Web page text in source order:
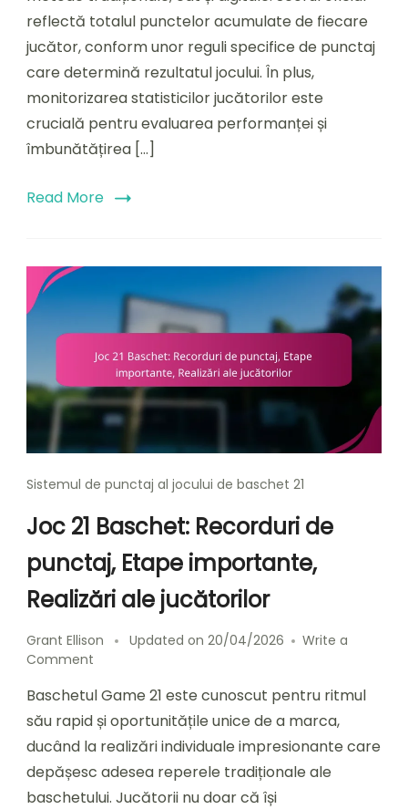
a
scorului,
Scor
oficial,
Statistici
reflectă totalul punctelor acumulate de fiecare
jucător, conform unor reguli specifice de punctaj
care determină rezultatul jocului. În plus,
monitorizarea statisticilor jucătorilor este
crucială pentru evaluarea performanței și
îmbunătățirea […]
Read More
Sistemul de punctaj al jocului de baschet 21
Joc 21 Baschet: Recorduri de
punctaj, Etape importante,
Realizări ale jucătorilor
Grant Ellison Updated on 20/04/2026
Write a
Comment
21
Baschet:
Recorduri
de
punctaj,
Etape
Baschetul Game 21 este cunoscut pentru ritmul
său rapid și oportunitățile unice de a marca,
ducând la realizări individuale impresionante care
depășesc adesea reperele tradiționale ale
baschetului. Jucătorii nu doar că își